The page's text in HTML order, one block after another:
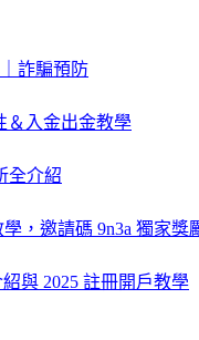
詐騙預防
＆入金出金教學
全介紹
，邀請碼 9n3a 獨家獎
與 2025 註冊開戶教學